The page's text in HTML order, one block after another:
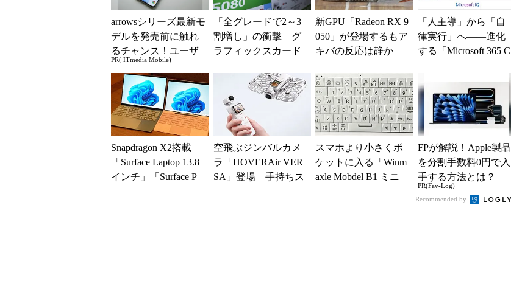
arrowsシリーズ最新モ
デルを発売前に触れ
るチャンス！ユーザ
ー座談会開催
PR( ITmedia Mobile)
「全グレードで2～3
割増し」の衝撃 グ
ラフィックスカード
でアキバの購入制限
が深刻化
新GPU「Radeon RX 9
050」が登場するもア
キバの反応は静か―
ツ事...
「人主導」から「自
律実行」へ――進化
する「Microsoft 365 C
Snapdragon X2搭載
「Surface Laptop 13.8
インチ」「Surface P
空飛ぶジンバルカメ
ラ「HOVERAir VER
SA」登場 手持ちス
スマホより小さくポ
ケットに入る「Winm
axle Mobdel B1 ミニ
FPが解説！Apple製品
を分割手数料0円で入
手する方法とは？
PR(Fav-Log)
Recommended by